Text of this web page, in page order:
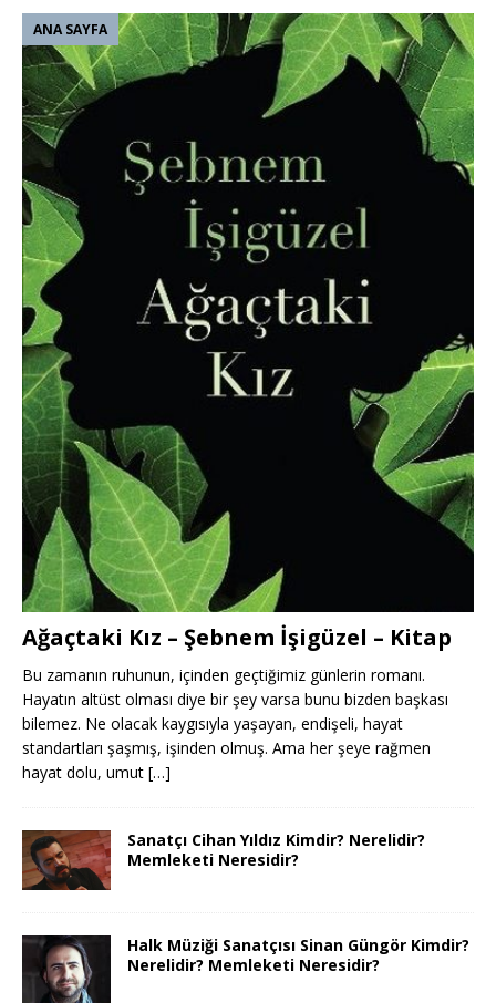
Ağaçtaki Kız – Şebnem İşigüzel – Kitap
ANA SAYFA
Bu zamanın ruhunun, içinden geçtiğimiz günlerin romanı.
Hayatın altüst olması diye bir şey varsa bunu bizden başkası
bilemez. Ne olacak kaygısıyla yaşayan, endişeli, hayat
standartları şaşmış, işinden olmuş. Ama her şeye rağmen
hayat dolu, umut […]
Sanatçı Cihan Yıldız Kimdir? Nerelidir?
Memleketi Neresidir?
Halk Müziği Sanatçısı Sinan Güngör Kimdir?
Nerelidir? Memleketi Neresidir?